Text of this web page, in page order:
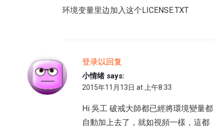
环境变量里边加入这个LICENSE.TXT
登录以回复
小情绪 says:
2015年11月13日 at 上午8:33
Hi 吳工 破戒大師都已經將環境變量都
自動加上去了，就如視頻一樣，這都